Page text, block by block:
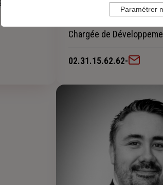
MACE Laëtitia
Chargée de
02.31.15.62.62-
Paramétrer